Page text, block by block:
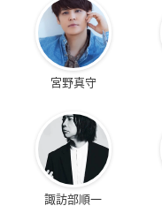
宮野真守
諏訪部順一